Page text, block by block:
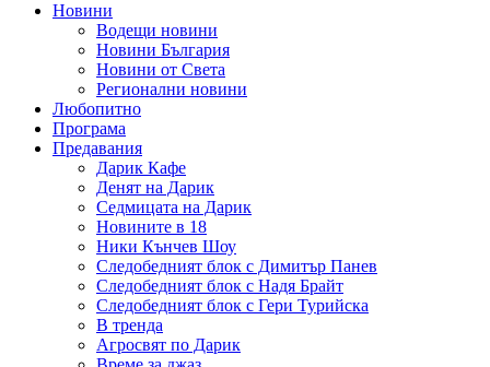
Новини
Водещи новини
Новини България
Новини от Света
Регионални новини
Любопитно
Програма
Предавания
Дарик Кафе
Денят на Дарик
Седмицата на Дарик
Новините в 18
Ники Кънчев Шоу
Следобедният блок с Димитър Панев
Следобедният блок с Надя Брайт
Следобедният блок с Гери Турийска
В тренда
Агросвят по Дарик